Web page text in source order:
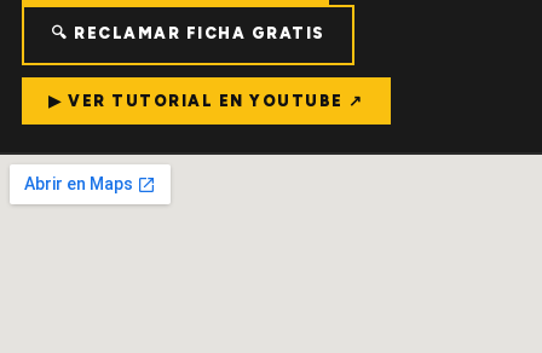
🔍 RECLAMAR FICHA GRATIS
▶ VER TUTORIAL EN YOUTUBE ↗